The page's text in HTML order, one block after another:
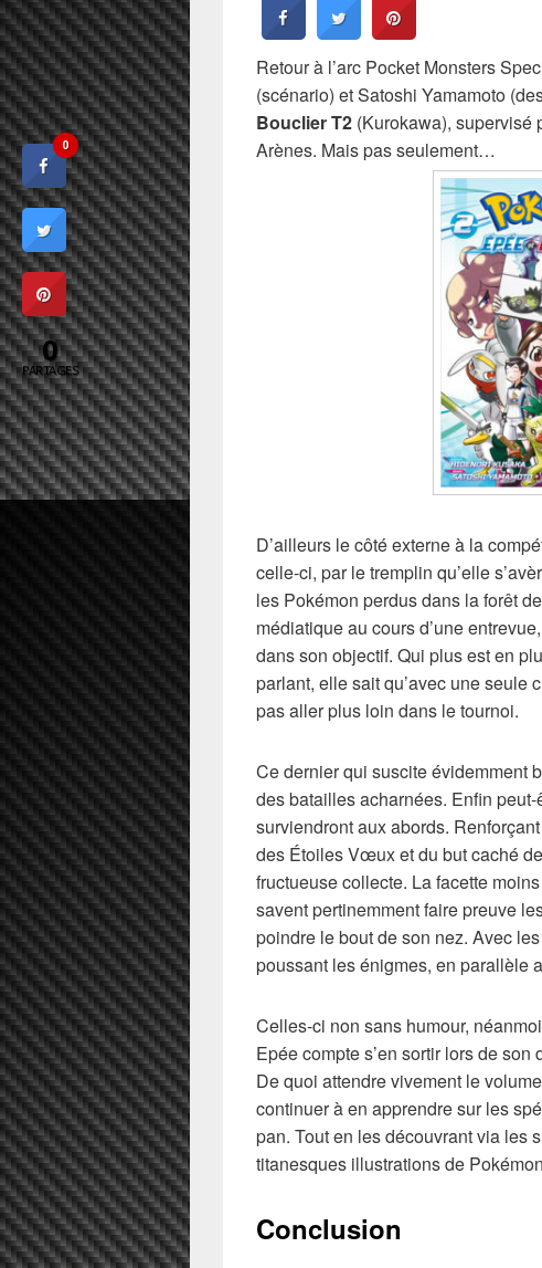
Retour à l’arc Pocket Monsters
(scénario) et Satoshi Yamamoto
Bouclier T2 (Kurokawa), supervisé
Arènes. Mais pas seulement…
D’ailleurs le côté externe à la
celle-ci, par le tremplin qu’elle
les Pokémon perdus dans la forêt
médiatique au cours d’une
dans son objectif. Qui plus est en
parlant, elle sait qu’avec une seule
pas aller plus loin dans le tournoi.
Ce dernier qui suscite évidemment
des batailles acharnées. Enfin
surviendront aux abords.
des Étoiles Vœux et du but caché
fructueuse collecte. La facette
savent pertinemment faire preuve
poindre le bout de son nez. Avec
poussant les énigmes, en parallèle
Celles-ci non sans humour,
Epée compte s’en sortir lors de
De quoi attendre vivement le
continuer à en apprendre sur les
pan. Tout en les découvrant via les
titanesques illustrations de
Conclusion
0
0
PARTAGES